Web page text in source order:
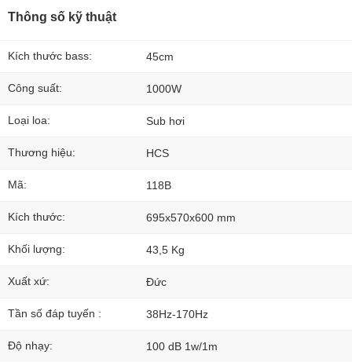
Thông số kỹ thuật
Kích thước bass: 45cm
Công suất: 1000W
Loại loa: Sub hơi
Thương hiệu: HCS
Mã: 118B
Kích thước: 695x570x600 mm
Khối lượng: 43,5 Kg
Xuất xứ: Đức
Tần số đáp tuyến : 38Hz-170Hz
Độ nhạy: 100 dB 1w/1m